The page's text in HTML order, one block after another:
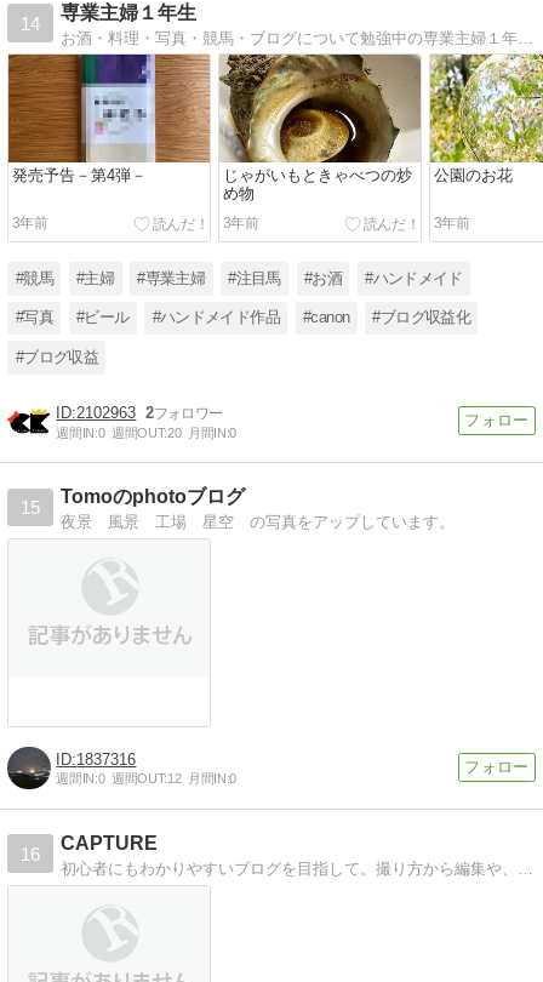
14
専業主婦１年生
お酒・料理・写真・競馬・ブログについて勉強中の専業主婦１年生♪
発売予告－第4弾－
3年前
じゃがいもときゃべつの炒
め物
3年前
公園のお花
3年前
#競馬 #主婦 #専業主婦 #注目馬 #お酒 #ハンドメイド
#写真 #ビール #ハンドメイド作品 #canon #ブログ収益化
#ブログ収益
2102963 2
週間IN:0 週間OUT:20 月間IN:0
15
Tomoのphotoブログ
夜景 風景 工場 星空 の写真をアップしています。
1837316
週間IN:0 週間OUT:12 月間IN:0
16
CAPTURE